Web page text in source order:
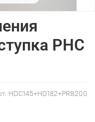
HDC145+HD182+PRB200
PHC